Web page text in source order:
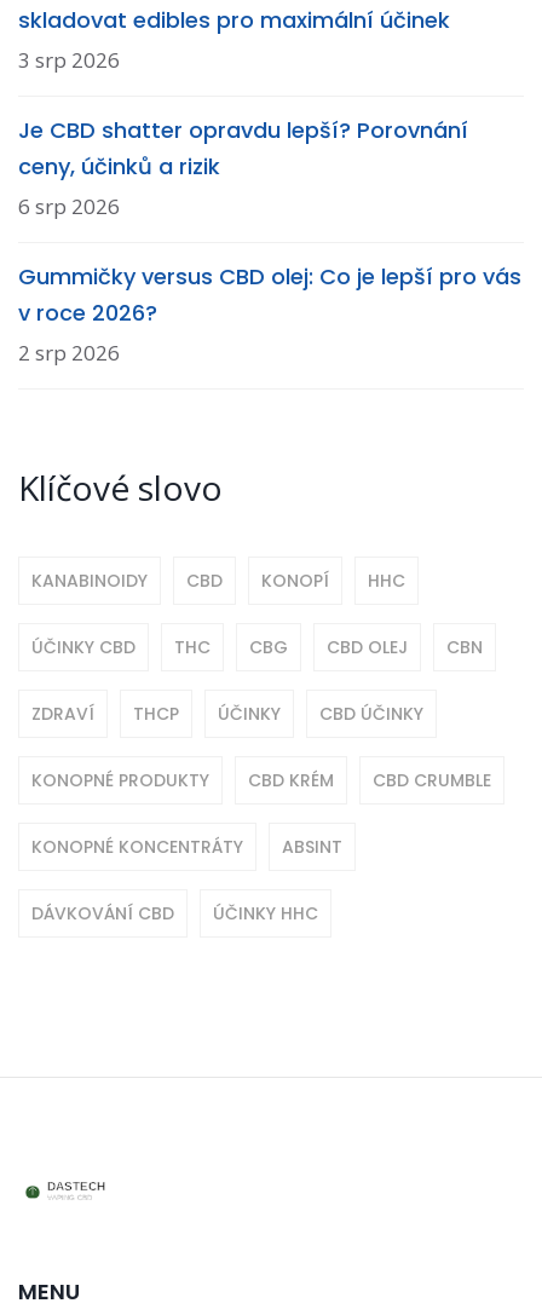
skladovat edibles pro maximální účinek
3 srp 2026
Je CBD shatter opravdu lepší? Porovnání
ceny, účinků a rizik
6 srp 2026
Gummičky versus CBD olej: Co je lepší pro vás
v roce 2026?
2 srp 2026
Klíčové slovo
KANABINOIDY CBD KONOPÍ HHC
ÚČINKY CBD THC CBG CBD OLEJ CBN
ZDRAVÍ THCP ÚČINKY CBD ÚČINKY
KONOPNÉ PRODUKTY CBD KRÉM CBD CRUMBLE
KONOPNÉ KONCENTRÁTY ABSINT
DÁVKOVÁNÍ CBD ÚČINKY HHC
MENU